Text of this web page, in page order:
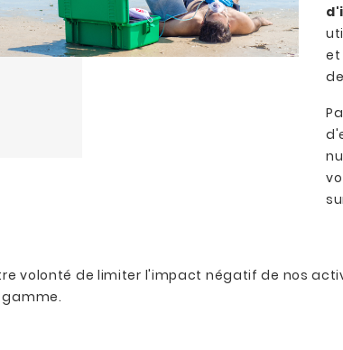
et
volonté de limiter l'impact négatif de nos